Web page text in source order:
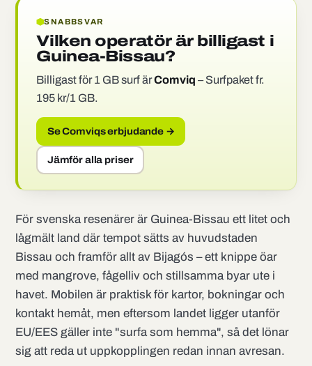
SNABBSVAR
Vilken operatör är billigast i
Guinea-Bissau?
Billigast för 1 GB surf ärComviq – Surfpaket fr.
195 kr/1 GB.
Se Comviqs erbjudande →
Jämför alla priser
För svenska resenärer är Guinea-Bissau ett litet och
lågmält land där tempot sätts av huvudstaden
Bissau och framför allt av Bijagós – ett knippe öar
med mangrove, fågelliv och stillsamma byar ute i
havet. Mobilen är praktisk för kartor, bokningar och
kontakt hemåt, men eftersom landet ligger utanför
EU/EES gäller inte "surfa som hemma", så det lönar
sig att reda ut uppkopplingen redan innan avresan.